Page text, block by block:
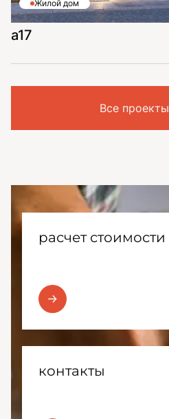
Жилой дом
a17
Все проекты
расчет стоимости
контакты